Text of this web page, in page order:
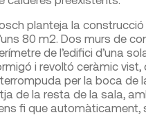
planteja la construcció
80 m2 . Dos murs de
de l’edifici d’una
i revoltó ceràmic
per la boca de
de la resta de la sala,
fi que automàticament,